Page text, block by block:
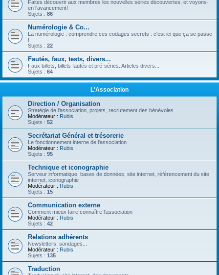
Faites découvrir aux membres les nouvelles séries découvertes, et voyons-
en l'avancement!
Sujets : 86
Numérologie & Co...
La numérologie : comprendre ces codages secrets : c'est ici que ça se passe
!
Sujets : 22
Fautés, faux, tests, divers...
Faux billets, billets fautés et pré-séries. Articles divers...
Sujets : 64
L'Association
Direction / Organisation
Stratégie de l'association, projets, recrutement des bénévoles...
Modérateur : Rubis
Sujets : 52
Secrétariat Général et trésorerie
Le fonctionnement interne de l'association
Modérateur : Rubis
Sujets : 95
Technique et iconographie
Serveur informatique, bases de données, site internet, référencement du site
internet, iconographie
Modérateur : Rubis
Sujets : 15
Communication externe
Comment mieux faire connaître l'association
Modérateur : Rubis
Sujets : 42
Relations adhérents
Newsletters, sondages...
Modérateur : Rubis
Sujets : 135
Traduction